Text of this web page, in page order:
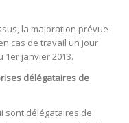
la majoration prévue
cas de travail un jour
janvier 2013.
délégataires de
sont délégataires de